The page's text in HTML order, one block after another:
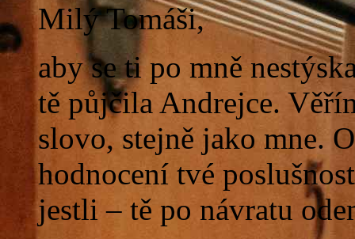
Milý Tomáši,
aby se ti po mně
tě půjčila Andrejce.
slovo, stejně jako mne.
hodnocení tvé
jestli – tě po návratu